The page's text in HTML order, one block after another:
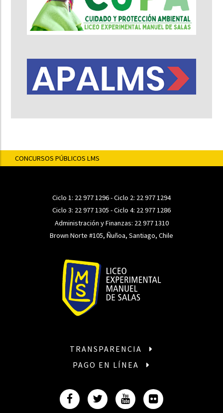
CONCURSOS PÚBLICOS LMS
Ciclo 1: 22 977 1296- Ciclo 2: 22 977 1294
Ciclo 3: 22 977 1305 - Ciclo 4: 22 977 1286
Administración y Finanzas: 22 977 1310
Brown Norte #105, Ñuñoa, Santiago, Chile
TRANSPARENCIA
PAGO EN LÍNEA